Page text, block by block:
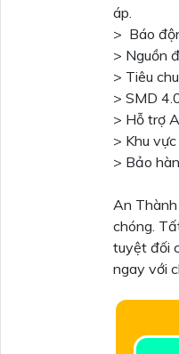
áp.
> Báo
> Nguồn
> Tiêu
> SMD
> Hỗ trợ
> Khu
> Bảo
An
chóng.
tuyệt đối
ngay với